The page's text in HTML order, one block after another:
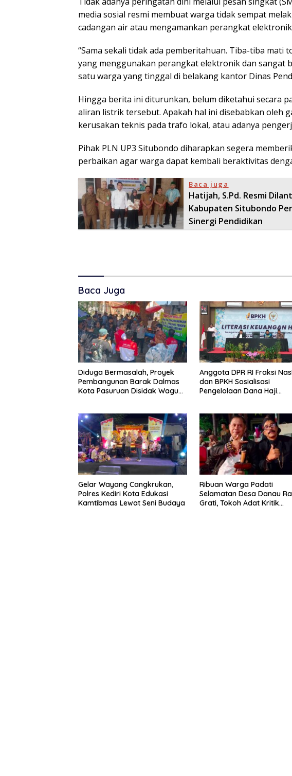
media sosial resmi membuat warga tidak sempat
cadangan air atau mengamankan perangkat
“Sama sekali tidak ada pemberitahuan. Tiba-tiba mati
yang menggunakan perangkat elektronik dan sangat
satu warga yang tinggal di belakang kantor Dinas
Hingga berita ini diturunkan, belum diketahui secara
aliran listrik tersebut. Apakah hal ini disebabkan oleh
kerusakan teknis pada trafo lokal, atau adanya
Pihak PLN UP3 Situbondo diharapkan segera
perbaikan agar warga dapat kembali beraktivitas
Baca juga
Hatijah, S.Pd. Resmi
Kabupaten Situbondo
Sinergi Pendidikan
Baca Juga
Diduga Bermasalah, Proyek
Pembangunan Barak Dalmas
Kota Pasuruan Disidak Wagub
Anggota DPR RI Fraksi
dan BPKH Sosialisasi
Pengelolaan Dana Haji
Gelar Wayang Cangkrukan,
Polres Kediri Kota Edukasi
Kamtibmas Lewat Seni Budaya
Ribuan Warga Padati
Selamatan Desa Danau
Grati, Tokoh Adat Kritik